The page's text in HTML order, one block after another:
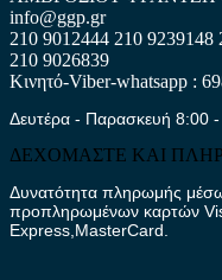
info@ggp.gr
210 9012444 210 9239148
210 9026839
Κινητό-Viber-whatsapp :
Δευτέρα - Παρασκευή 8:00
ΔΕΧΟΜΑΣΤΕ ΚΑΙ
Δυνατότητα πληρωμής
προπληρωμένων καρτών
Express,MasterCard.